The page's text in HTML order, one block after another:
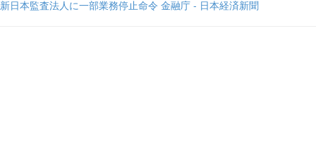
新日本監査法人に一部業務停止命令 金融庁 - 日本経済新聞